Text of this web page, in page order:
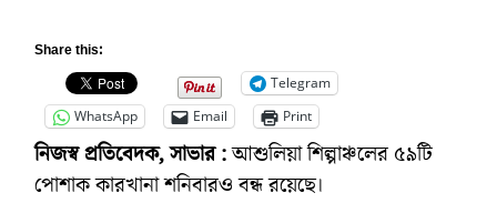
Share this:
Telegram
WhatsApp
Email Print
নিজস্ব প্রতিবেদক, সাভার :আশুলিয়া শিল্পাঞ্চলের ৫৯টি
পোশাক কারখানা শনিবারও বন্ধ রয়েছে।